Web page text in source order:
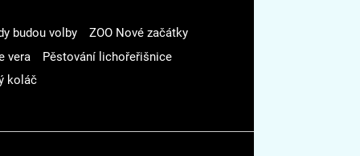
budou volby
ZOO Nové začátky
vera
Pěstování lichořeřišnice
koláč